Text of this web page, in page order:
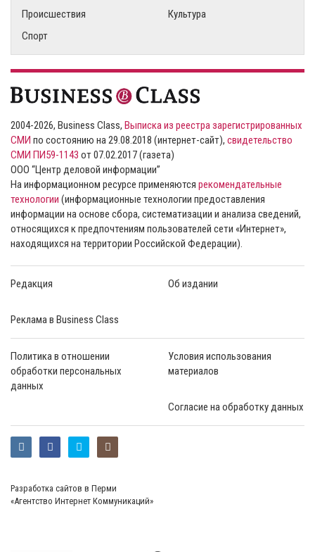
Происшествия
Культура
Спорт
2004-2026, Business Class, Выписка из реестра зарегистрированных
СМИ по состоянию на 29.08.2018 (интернет-сайт), свидетельство
СМИ ПИ59-1143 от 07.02.2017 (газета)
ООО “Центр деловой информации”
На информационном ресурсе применяются рекомендательные
технологии (информационные технологии предоставления
информации на основе сбора, систематизации и анализа сведений,
относящихся к предпочтениям пользователей сети «Интернет»,
находящихся на территории Российской Федерации).
Редакция Об издании
Реклама в Business Class
Политика в отношении
обработки персональных
данных
Условия использования
материалов
Согласие на обработку данных
Разработка сайтов в Перми
«Агентство Интернет Коммуникаций»